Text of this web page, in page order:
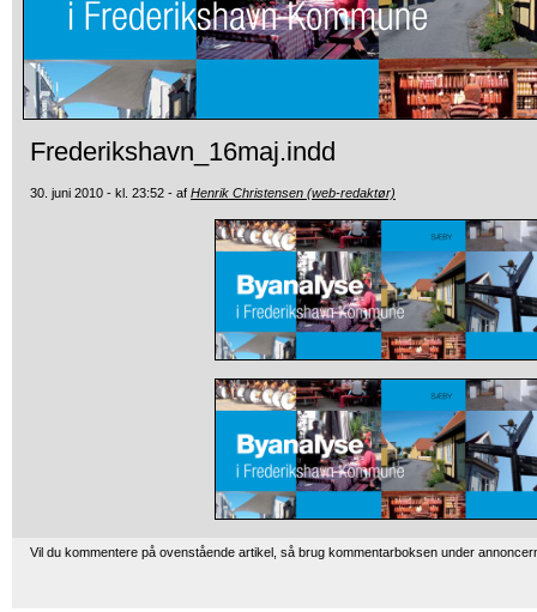
Frederikshavn_16maj.indd
30. juni 2010 - kl. 23:52 - af Henrik Christensen (web-redaktør)
Vil du kommentere på ovenstående artikel, så brug kommentarboksen under